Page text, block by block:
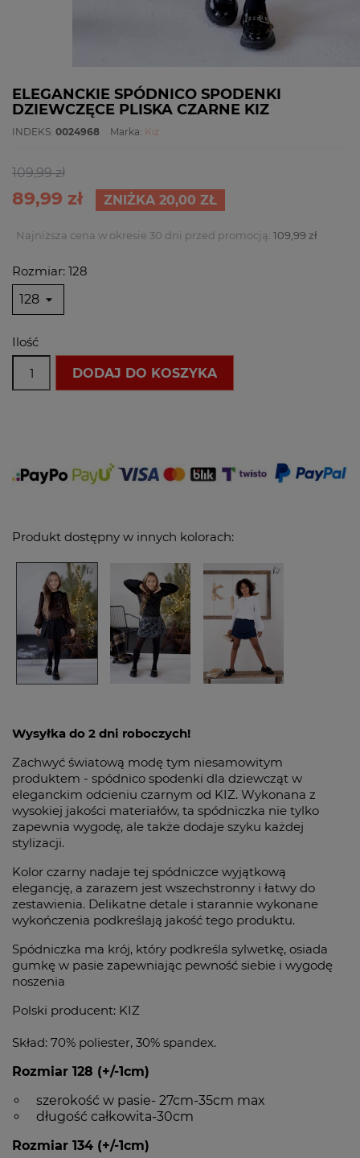
ELEGANCKIE SPÓDNICO SPODENKI
DZIEWCZĘCE PLISKA CZARNE KIZ
INDEKS: 0024968 Marka: Kiz
109,99 zł
89,99 zł ZNIŻKA 20,00 ZŁ
Najniższa cena w okresie 30 dni przed promocją: 109,99 zł
Rozmiar: 128
Ilość
DODAJ DO KOSZYKA
Produkt dostępny w innych kolorach:
Wysyłka do 2 dni roboczych!
Zachwyć światową modę tym niesamowitym
produktem - spódnico spodenki dla dziewcząt w
eleganckim odcieniu czarnym od KIZ. Wykonana z
wysokiej jakości materiałów, ta spódniczka nie tylko
zapewnia wygodę, ale także dodaje szyku każdej
stylizacji.
Kolor czarny nadaje tej spódniczce wyjątkową
elegancję, a zarazem jest wszechstronny i łatwy do
zestawienia. Delikatne detale i starannie wykonane
wykończenia podkreślają jakość tego produktu.
Spódniczka ma krój, który podkreśla sylwetkę, osiada
gumkę w pasie zapewniając pewność siebie i wygodę
noszenia
Polski producent: KIZ
Skład: 70% poliester, 30% spandex.
Rozmiar 128 (+/-1cm)
szerokość w pasie- 27cm-35cm max
długość całkowita-30cm
Rozmiar 134 (+/-1cm)